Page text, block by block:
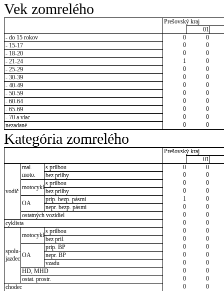
Vek zomrelého
Prešovský kraj
01
- do 15 rokov
0
0
- 15-17
0
0
- 18-20
0
0
- 21-24
1
0
- 25-29
0
0
- 30-39
0
0
- 40-49
0
0
- 50-59
0
0
- 60-64
0
0
- 65-69
0
0
- 70 a viac
0
0
nezadané
0 0
Kategória zomrelého
Prešovský kraj
01
vodič
mal.
moto.
s prilbou 0
0
bez prilby
0
0
motocykl
s prilbou 0
0
bez prilby
0
0
OA
prip. bezp. pásmi 1
0
nepr. bezp. pásmi
0
0
ostatných vozidiel
0
0
cyklista
0 0
spolu-
jazdec
motocykl
s prilbou 0
0
bez pril.
0 0
OA
prip. BP 0
0
nepr. BP
0
0
vzadu
0
0
HD, MHD
0
0
ostat. prostr.
0
0
chodec
0 0